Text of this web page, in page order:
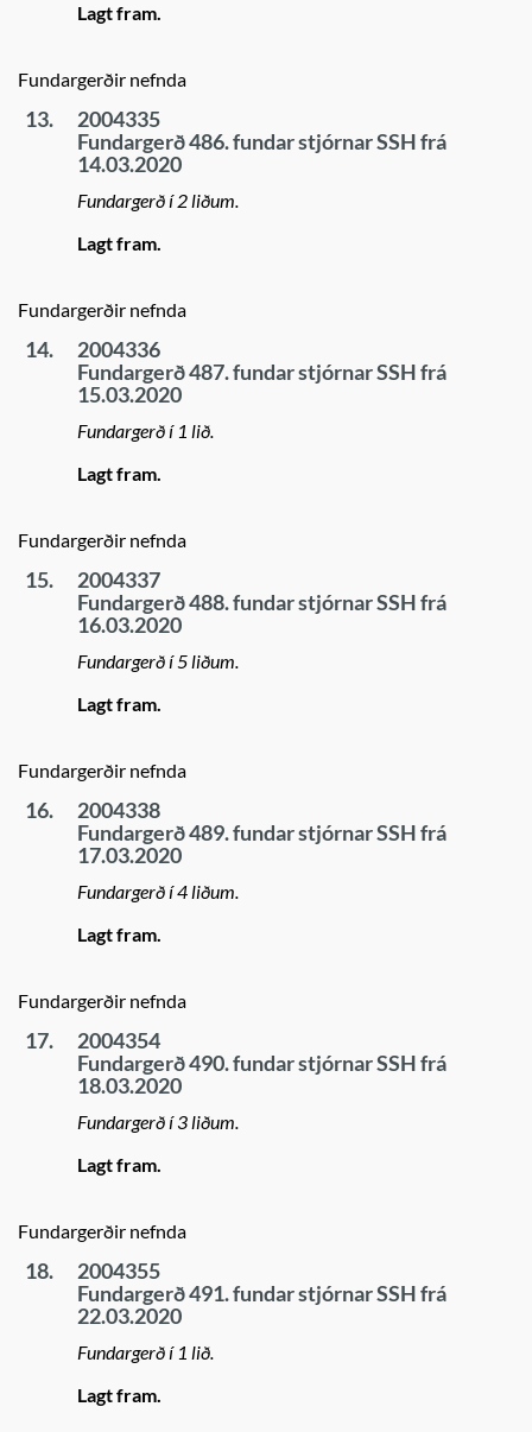
Lagt fram.
Fundargerðir nefnda
13.
2004335
Fundargerð 486. fundar stjórnar SSH frá
14.03.2020
Fundargerð í 2 liðum.
Lagt fram.
Fundargerðir nefnda
14.
2004336
Fundargerð 487. fundar stjórnar SSH frá
15.03.2020
Fundargerð í 1 lið.
Lagt fram.
Fundargerðir nefnda
15.
2004337
Fundargerð 488. fundar stjórnar SSH frá
16.03.2020
Fundargerð í 5 liðum.
Lagt fram.
Fundargerðir nefnda
16.
2004338
Fundargerð 489. fundar stjórnar SSH frá
17.03.2020
Fundargerð í 4 liðum.
Lagt fram.
Fundargerðir nefnda
17.
2004354
Fundargerð 490. fundar stjórnar SSH frá
18.03.2020
Fundargerð í 3 liðum.
Lagt fram.
Fundargerðir nefnda
18.
2004355
Fundargerð 491. fundar stjórnar SSH frá
22.03.2020
Fundargerð í 1 lið.
Lagt fram.